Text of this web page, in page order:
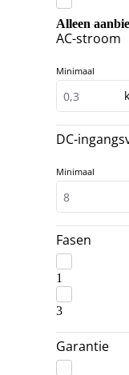
GoodWe
Kostal
RCT Power
SMA
SolarEdge
SolaX
Sungrow
GoodWe
GoodWe
Kostal &
Kostal &
SMA &
SMA
SolarEdge
Sungrow &
Alleen
AC-stroom
Minimaal
DC-
Minimaal
Fasen
1
3
Garantie